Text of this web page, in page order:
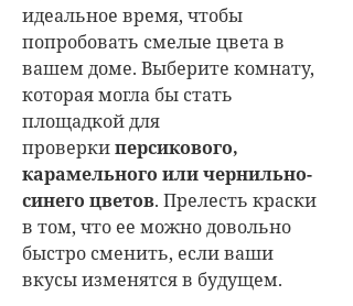
идеальное время, чтобы
попробовать смелые цвета в
вашем доме. Выберите комнату,
которая могла бы стать
площадкой для
проверкиперсикового,
карамельного или чернильно-
синего цветов. Прелесть краски
в том, что ее можно довольно
быстро сменить, если ваши
вкусы изменятся в будущем.